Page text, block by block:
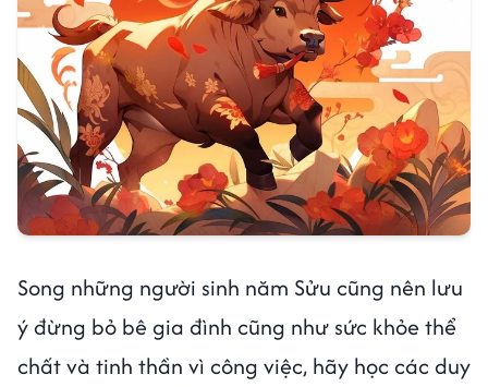
Song những người sinh năm Sửu cũng nên lưu
ý đừng bỏ bê gia đình cũng như sức khỏe thể
chất và tinh thần vì công việc, hãy học các duy